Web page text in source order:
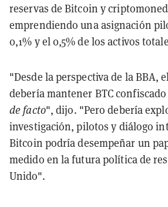
reservas de Bitcoin y
emprendiendo una asignación
0,1% y el 0,5% de los activos
"Desde la perspectiva de la BBA,
debería mantener BTC
de facto", dijo. "Pero debería
investigación, pilotos y diálogo
Bitcoin podría desempeñar un
medido en la futura política de
Unido".